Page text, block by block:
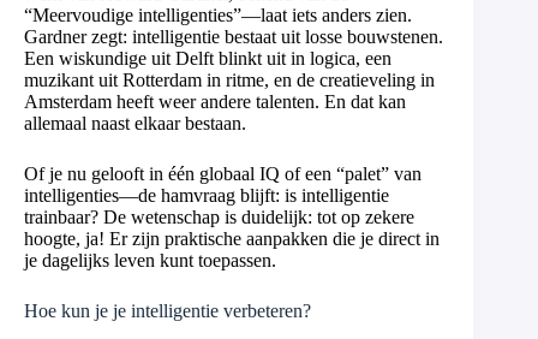
“Meervoudige intelligenties”—laat iets anders zien.
Gardner zegt: intelligentie bestaat uit losse bouwstenen.
Een wiskundige uit Delft blinkt uit in logica, een
muzikant uit Rotterdam in ritme, en de creatieveling in
Amsterdam heeft weer andere talenten. En dat kan
allemaal naast elkaar bestaan.
Of je nu gelooft in één globaal IQ of een “palet” van
intelligenties—de hamvraag blijft: is intelligentie
trainbaar? De wetenschap is duidelijk: tot op zekere
hoogte, ja! Er zijn praktische aanpakken die je direct in
je dagelijks leven kunt toepassen.
Hoe kun je je intelligentie verbeteren?